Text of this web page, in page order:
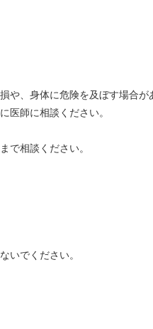
や、身体に危険を及ぼす場合が
医師に相談ください。
で相談ください。
いでください。